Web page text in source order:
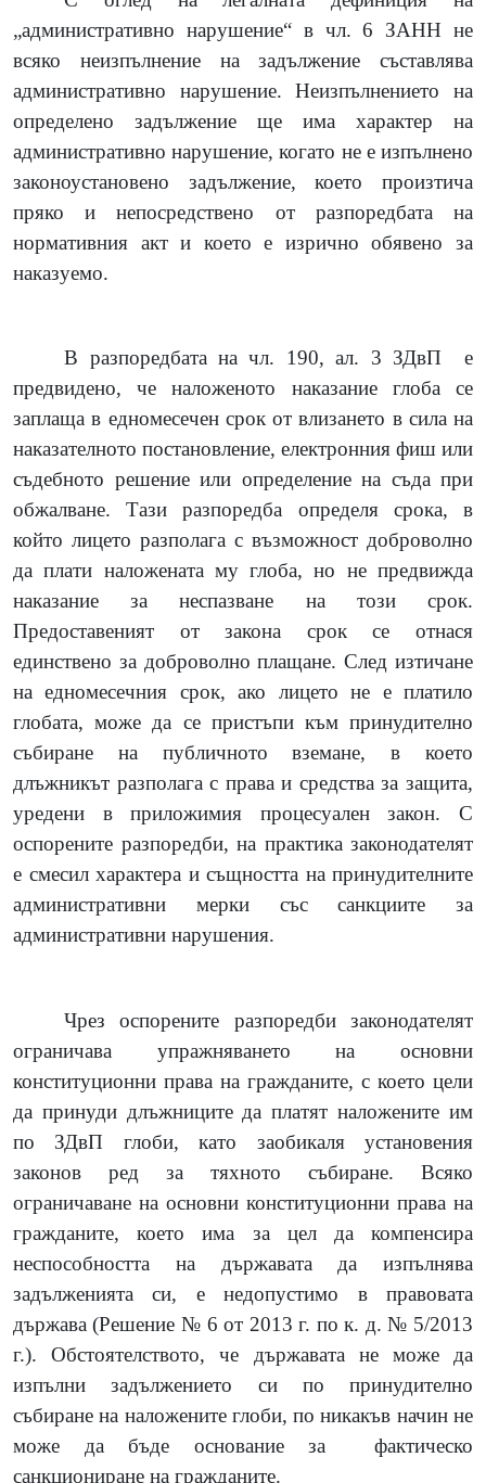
„административно нарушение“ в чл. 6 ЗАНН не
всяко неизпълнение на задължение съставлява
административно нарушение. Неизпълнението на
определено задължение ще има характер на
административно нарушение, когато не е изпълнено
законоустановено задължение, което произтича
пряко и непосредствено от разпоредбата на
нормативния акт и което е изрично обявено за
наказуемо.
В разпоредбата на чл. 190, ал. 3 ЗДвП
е
предвидено, че наложеното наказание глоба се
заплаща в едномесечен срок от влизането в сила на
наказателното постановление, електронния фиш или
съдебното решение или определение на съда при
обжалване. Тази разпоредба определя срока, в
който лицето разполага с възможност доброволно
да плати наложената му глоба, но не предвижда
наказание за неспазване на този срок.
Предоставеният от закона срок се отнася
единствено за доброволно плащане. След изтичане
на едномесечния срок, ако лицето не е платило
глобата, може да се пристъпи към принудително
събиране на публичното вземане, в което
длъжникът разполага с права и средства за защита,
уредени в приложимия процесуален закон. С
оспорените разпоредби, на практика законодателят
е смесил характера и същността на принудителните
административни мерки със санкциите за
административни нарушения.
Чрез оспорените разпоредби законодателят
ограничава упражняването на основни
конституционни права на гражданите, с което цели
да принуди длъжниците да платят наложените им
по ЗДвП глоби, като заобикаля установения
законов ред за тяхното събиране. Всяко
ограничаване на основни конституционни права на
гражданите, което има за цел да компенсира
неспособността на държавата да изпълнява
задълженията си, е недопустимо в правовата
държава (Решение № 6 от 2013 г. по к. д. № 5/2013
г.). Обстоятелството, че държавата не може да
изпълни задължението си по принудително
събиране на наложените глоби, по никакъв начин не
може да бъде основание за
фактическо
санкциониране на гражданите.